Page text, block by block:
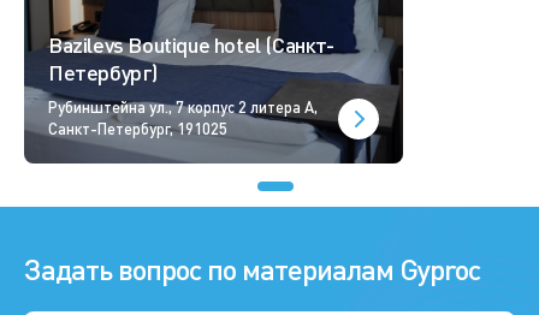
Bazilevs Boutique hotel (Санкт-
Петербург)
Рубинштейна ул., 7 корпус 2 литера А,
Санкт-Петербург, 191025
Задать вопрос по материалам Gyproc